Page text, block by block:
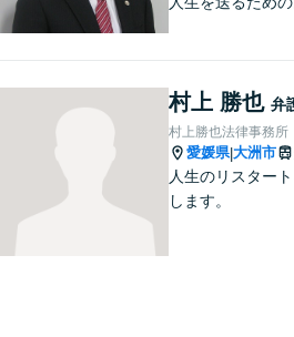
村上 勝也 弁
村上勝也法律事務所
愛媛県|大洲市
人生のリスター
します。